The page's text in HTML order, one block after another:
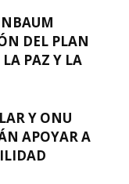
DEL PLAN
PAZ Y LA
Y ONU
APOYAR A